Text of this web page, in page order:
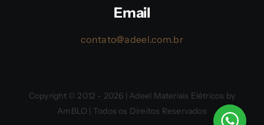
Email
contato@adeel.com.br
Copyright © 2012 - 2026 | Adeel Materiais Elétricos by
AmBLO | Todos os Direitos Reservados